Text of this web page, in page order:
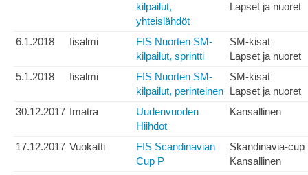
kilpailut,
yhteislähdöt
Lapset ja nuoret
6.1.2018 Iisalmi
FIS Nuorten SM-
kilpailut, sprintti
SM-kisat
Lapset ja nuoret
5.1.2018
Iisalmi
FIS Nuorten SM-
kilpailut, perinteinen
SM-kisat
Lapset ja nuoret
30.12.2017 Imatra
Uudenvuoden
Hiihdot
Kansallinen
17.12.2017 Vuokatti
FIS Scandinavian
Cup P
Skandinavia-cup
Kansallinen